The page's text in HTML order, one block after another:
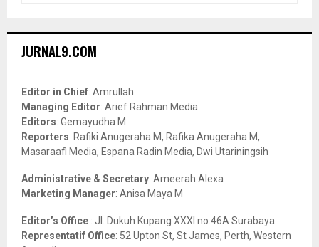
h
o
r
:
JURNAL9.COM
Editor in Chief: Amrullah
Managing Editor: Arief Rahman Media
Editors: Gemayudha M
Reporters: Rafiki Anugeraha M, Rafika Anugeraha M,
Masaraafi Media, Espana Radin Media, Dwi Utariningsih
Administrative & Secretary: Ameerah Alexa
Marketing Manager: Anisa Maya M
Editor’s Office : Jl. Dukuh Kupang XXXI no.46A Surabaya
Representatif Office: 52 Upton St, St James, Perth, Western